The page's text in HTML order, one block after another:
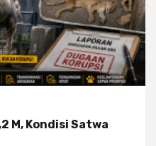
M, Kondisi Satwa